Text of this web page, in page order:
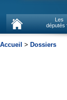
Les
députés
Accueil > Dossiers